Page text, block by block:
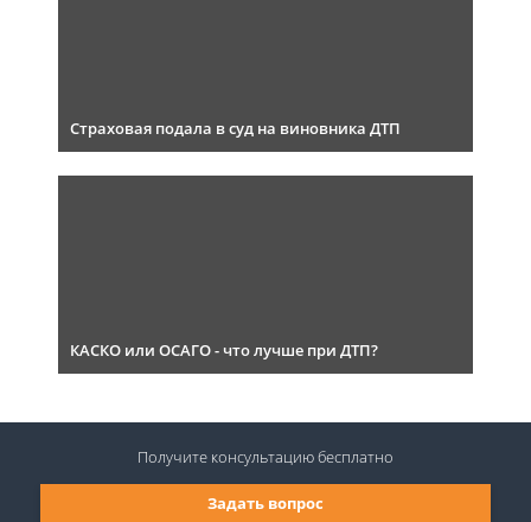
Страховая подала в суд на виновника ДТП
КАСКО или ОСАГО - что лучше при ДТП?
Задать вопрос
Получите консультациюбесплатно